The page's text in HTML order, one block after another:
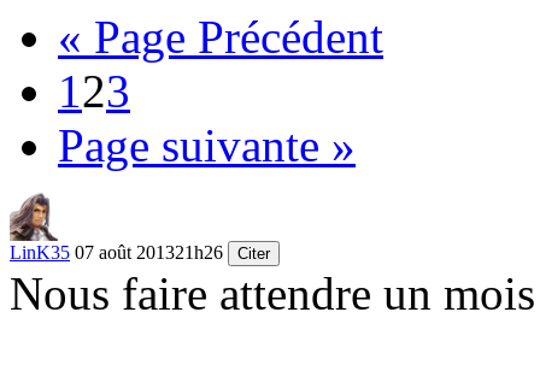
« Page Précédent
123
Page suivante »
LinK35 07 août 201321h26 Citer
Nous faire attendre un